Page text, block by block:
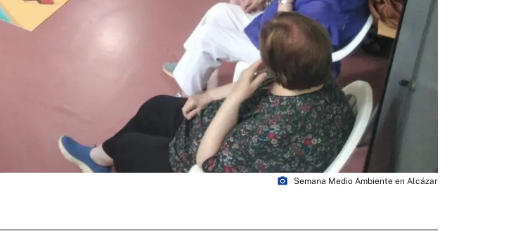
photo_camera Semana Medio Ambiente en Alcázar